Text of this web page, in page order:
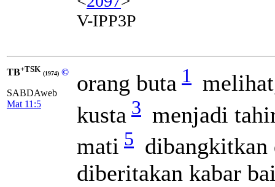
V-IPP3P
TB+TSK (1974) ©
SABDAweb
Mat 11:5
orang buta 1
kusta 3 menjadi
mati 5 dibangkitkan
diberitakan kabar